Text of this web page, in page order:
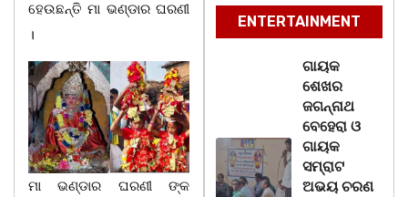
ହେଉଛନ୍ତି ମା ଭଣ୍ଡାର ଘରଣୀ
।
ମା ଭଣ୍ଡାର ଘରଣୀ ଙ୍କ
ENTERTAINMENT
ଗାୟକ
ଶେଖର
ଜଗନ୍ନାଥ
ବେହେରା ଓ
ଗାୟକ
ସମ୍ରାଟ
ଅଭୟ ଚରଣ